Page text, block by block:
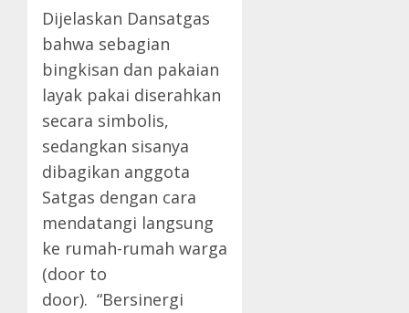
Dijelaskan Dansatgas
bahwa sebagian
bingkisan dan pakaian
layak pakai diserahkan
secara simbolis,
sedangkan sisanya
dibagikan anggota
Satgas dengan cara
mendatangi langsung
ke rumah-rumah warga
(door to
door). “Bersinergi